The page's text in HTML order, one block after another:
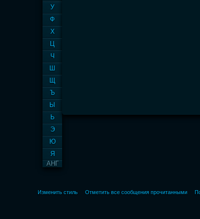
У
Ф
Х
Ц
Ч
Ш
Щ
Ъ
Ы
Ь
Э
Ю
Я
АНГ
Изменить стиль Отметить все сообщения прочитанными